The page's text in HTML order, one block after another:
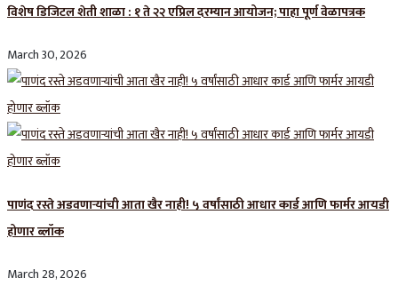
विशेष डिजिटल शेती शाळा : १ ते २२ एप्रिल दरम्यान आयोजन; पाहा पूर्ण वेळापत्रक
March 30, 2026
पाणंद रस्ते अडवणाऱ्यांची आता खैर नाही! ५ वर्षांसाठी आधार कार्ड आणि फार्मर आयडी
होणार ब्लॉक
March 28, 2026